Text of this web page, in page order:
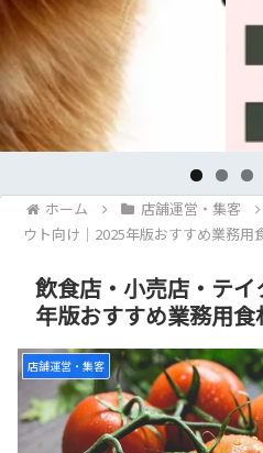
ホーム 店舗運営・集客
ウト向け｜2025年版おすすめ業務用
飲食店・小売店・テ
年版おすすめ業務用食
店舗運営・集客